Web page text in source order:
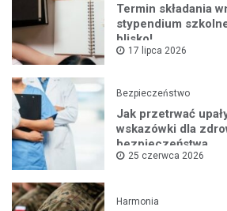
Termin składania
stypendium
blisko!
17 lipca 2026
Bezpieczeństwo
Jak przetrwać
wskazówki dla
bezpieczeństwa
25 czerwca 2026
Harmonia